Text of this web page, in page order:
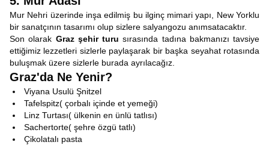
Mur Nehri üzerinde inşa edilmiş bu ilginç mimari yapı, New Yorklu
bir sanatçının tasarımı olup sizlere salyangozu anımsatacaktır.
Son olarak Graz şehir turu sırasında tadına bakmanızı tavsiye
ettiğimiz lezzetleri sizlerle paylaşarak bir başka seyahat rotasında
buluşmak üzere sizlerle burada ayrılacağız.
Graz'da Ne Yenir?
Viyana Usulü Şnitzel
Tafelspitz( çorbalı içinde et yemeği)
Linz Turtası( ülkenin en ünlü tatlısı)
Sachertorte( şehre özgü tatlı)
Çikolatalı pasta